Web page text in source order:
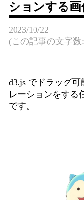
ションする
2023/10/22
(この記事の文字数
d3.js でドラッグ
レーションをする
です。